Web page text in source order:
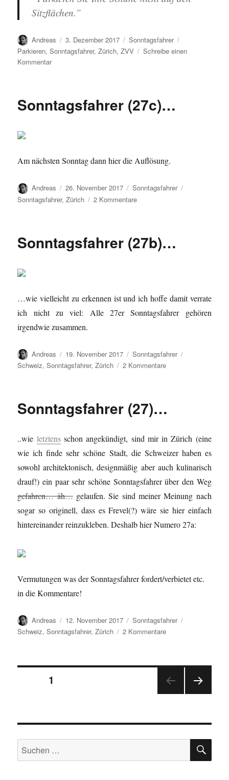
Sitzflächen.”
Autor
Andreas
Veröffentlicht
am
3. Dezember 2017 Kategorien
Sonntagsfahrer
Parkieren,Sonntagsfahrer,Zürich,ZVV
Schreibe einen
Kommentarzu
Lösung)
Sonntagsfahrer (27c)…
Am nächsten Sonntag dann hier die Auflösung.
Autor
Andreas
Veröffentlicht
am
26. November 2017 Kategorien
Sonntagsfahrer
Sonntagsfahrer,Zürich 2 Kommentarezu
Sonntagsfahrer (27b)…
…wie vielleicht zu erkennen ist und ich hoffe damit verrate
ich nicht zu viel: Alle 27er Sonntagsfahrer gehören
irgendwie zusammen.
Autor
Andreas
Veröffentlicht
am
19. November 2017 Kategorien
Sonntagsfahrer
Schweiz,Sonntagsfahrer,Zürich 2 Kommentarezu
Sonntagsfahrer (27)…
..wie letztensschon angekündigt, sind mir in Zürich (eine
wie ich finde sehr schöne Stadt, die Schweizer haben es
sowohl architektonisch, designmäßig aber auch kulinarisch
drauf!) ein paar sehr schöne Sonntagsfahrer über den Weg
gefahren… äh…gelaufen. Sie sind meiner Meinung nach
sogar so originell, dass es Frevel(?) wäre sie hier einfach
hintereinander reinzukleben. Deshalb hier Numero 27a:
Vermutungen was der Sonntagsfahrer fordert/verbietet etc.
in die Kommentare!
Autor
Andreas
Veröffentlicht
am
12. November 2017 Kategorien
Sonntagsfahrer
Schweiz,Sonntagsfahrer,Zürich 2 Kommentarezu
Seitennummerierung
Beiträge
1
E
Suchen
nach: